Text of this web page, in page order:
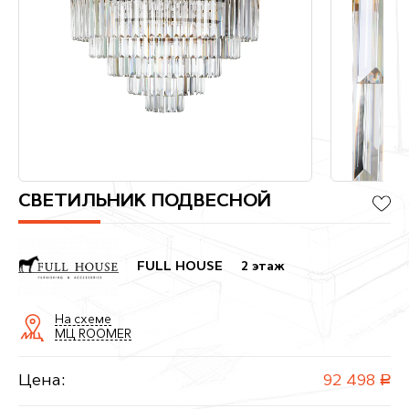
СВЕТИЛЬНИК ПОДВЕСНОЙ
FULL HOUSE 2 этаж
На схеме
МЦ ROOMER
Цена: 92 498 руб.